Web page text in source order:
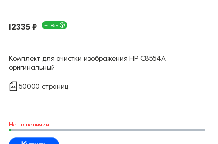
12335 ₽ + 185Б
Комплект для очистки изображения HP C8554A
оригинальный
50000 страниц
Нет в наличии